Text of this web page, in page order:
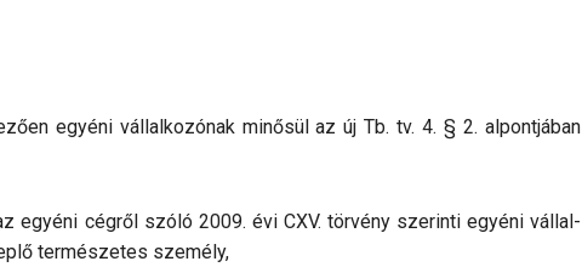
egyéni vállal­ko­zó­nak minősül az új Tb. tv. 4. § 2. alpontjában
egyéni cégről szó­ló 2009. évi CXV. törvény szerinti egyéni vál­lal­
természetes sze­mély,